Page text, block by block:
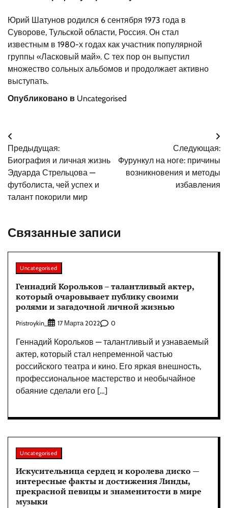
Юрий Шатунов родился 6 сентября 1973 года в
Суворове, Тульской области, Россия. Он стал
известным в 1980-х годах как участник популярной
группы «Ласковый май». С тех пор он выпустил
множество сольных альбомов и продолжает активно
выступать.
Опубликовано в Uncategorised
Навигация
по
записям
Предыдущая:
Биография и личная жизнь
Эдуарда Стрельцова —
футболиста, чей успех и
талант покорили мир
Следующая:
Фурункул на ноге: причины
возникновения и методы
избавления
Связанные записи
Uncategorised
Геннадий Корольков – талантливый актер,
который очаровывает публику своими
ролями и загадочной личной жизнью
Pristroykin_ 17 Марта 2022 0
Геннадий Корольков — талантливый и узнаваемый
актер, который стал непременной частью
российского театра и кино. Его яркая внешность,
профессиональное мастерство и необычайное
обаяние сделали его […]
Uncategorised
Искусительница сердец и королева диско —
интересные факты и достижения Линды,
прекрасной певицы и знаменитости в мире
музыки